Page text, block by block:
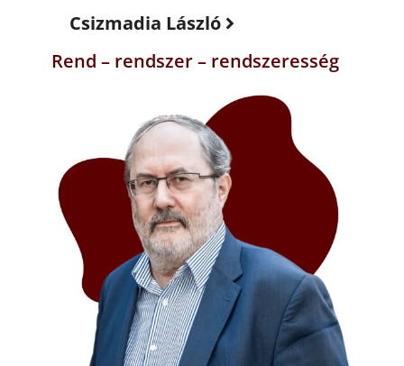
Csizmadia László
Rend – rendszer – rendszeresség